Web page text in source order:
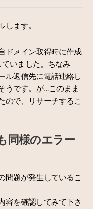
ます。
ドメイン取得時に作成
いました。ちなみ
ル返信先に電話連絡し
うです。が…このまま
ので、リサーチするこ
同様のエラー
問題が発生しているこ
容を確認してみて下さ